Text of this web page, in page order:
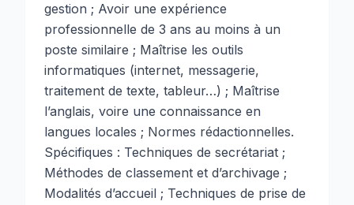
gestion ; Avoir une expérience
professionnelle de 3 ans au moins à un
poste similaire ; Maîtrise les outils
informatiques (internet, messagerie,
traitement de texte, tableur…) ; Maîtrise
l’anglais, voire une connaissance en
langues locales ; Normes rédactionnelles.
Spécifiques : Techniques de secrétariat ;
Méthodes de classement et d’archivage ;
Modalités d’accueil ; Techniques de prise de